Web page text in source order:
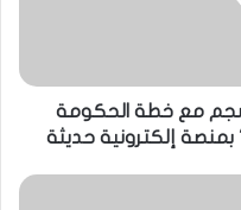
مع خطة الحكومة
إلكترونية حديثة